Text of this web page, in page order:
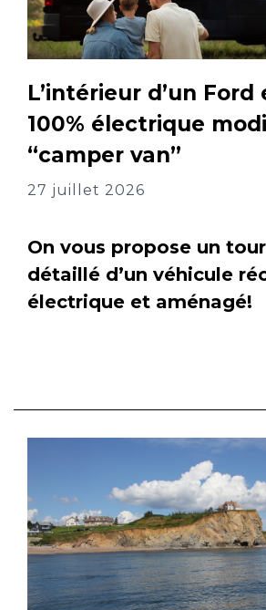
L’intérieur d’un Ford
100% électrique
“camper van”
27 juillet 2026
On vous propose un
détaillé d’un véhicule
électrique et aménagé!